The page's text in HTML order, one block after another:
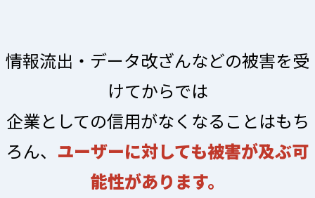
情報流出・データ改ざんなどの被害を受
けてからでは
企業としての信用がなくなることはもち
ろん、 ユーザーに対しても被害が及ぶ可
能性があります。